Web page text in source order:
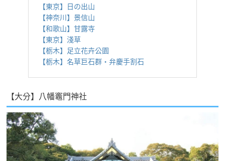
【東京】日の出山
【神奈川】景信山
【和歌山】甘露寺
【東京】淺草
【栃木】足立花卉公園
【栃木】名草巨石群・弁慶手割石
【大分】八幡竈門神社